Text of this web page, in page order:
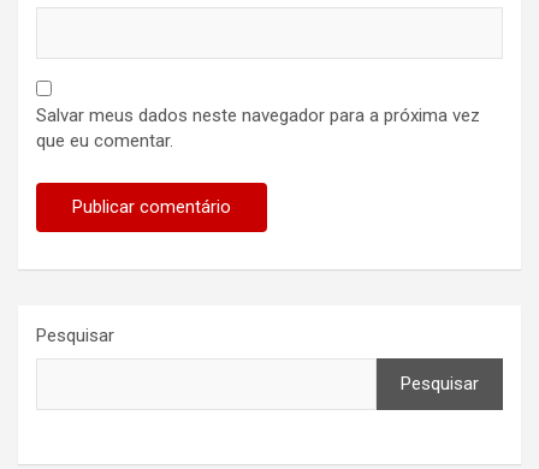
Salvar meus dados neste navegador para a próxima vez
que eu comentar.
Pesquisar
Pesquisar